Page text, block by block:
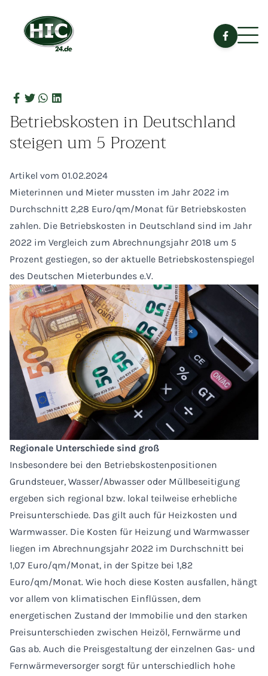
Betriebskosten in Deutschland
steigen um 5 Prozent
Artikel vom 01.02.2024
Mieterinnen und Mieter mussten im Jahr 2022 im
Durchschnitt 2,28 Euro/qm/Monat für Betriebskosten
zahlen. Die Betriebskosten in Deutschland sind im Jahr
2022 im Vergleich zum Abrechnungsjahr 2018 um 5
Prozent gestiegen, so der aktuelle Betriebskostenspiegel
des Deutschen Mieterbundes e.V.
Regionale Unterschiede sind groß
Insbesondere bei den Betriebskostenpositionen
Grundsteuer, Wasser/Abwasser oder Müllbeseitigung
ergeben sich regional bzw. lokal teilweise erhebliche
Preisunterschiede. Das gilt auch für Heizkosten und
Warmwasser. Die Kosten für Heizung und Warmwasser
liegen im Abrechnungsjahr 2022 im Durchschnitt bei
1,07 Euro/qm/Monat, in der Spitze bei 1,82
Euro/qm/Monat. Wie hoch diese Kosten ausfallen, hängt
vor allem von klimatischen Einflüssen, dem
energetischen Zustand der Immobilie und den starken
Preisunterschieden zwischen Heizöl, Fernwärme und
Gas ab. Auch die Preisgestaltung der einzelnen Gas- und
Fernwärmeversorger sorgt für unterschiedlich hohe